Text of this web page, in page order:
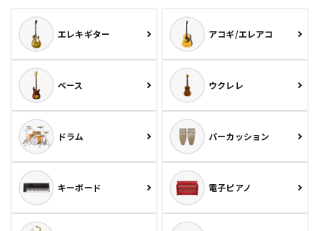
エレキギター アコギ/エレアコ
ベース ウクレレ
ドラム パーカッション
キーボード 電子ピアノ